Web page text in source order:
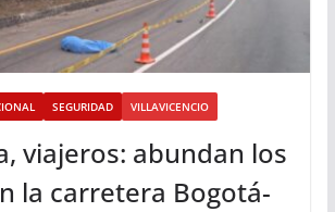
SEGURIDAD VILLAVICENCIO
viajeros: abundan los
la carretera Bogotá-